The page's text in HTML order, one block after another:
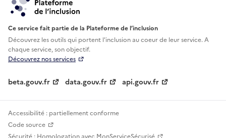
Ce service fait partie de la Plateforme de l’inclusion
Découvrez les outils qui portent l'inclusion aucoeur de leur service. A
chaque service, son objectif.
Découvrez nos services
beta.gouv.fr data.gouv.fr api.gouv.fr
Accessibilité : partiellement conforme
Code source